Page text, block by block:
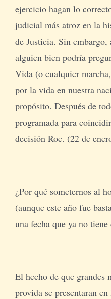
ejercicio hagan lo
judicial más atroz en la
de Justicia. Sin embargo,
alguien bien podría
Vida (o cualquier
por la vida en nuestra
propósito. Después de
programada para
decisión Roe. (22 de
¿Por qué someternos al
(aunque este año fue
una fecha que ya no
El hecho de que grandes
provida se presentaran